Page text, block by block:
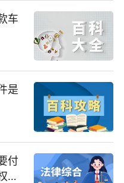
车
是
付
协